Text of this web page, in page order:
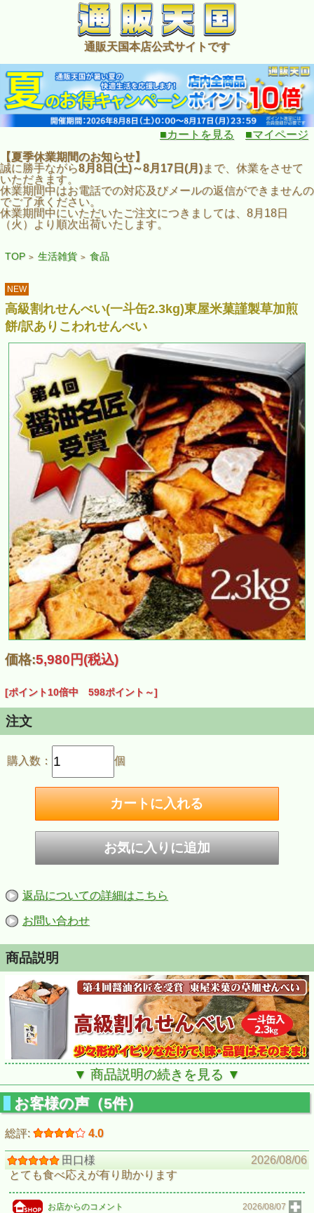
通販天国本店公式サイトです
■カートを見る
■マイページ
【夏季休業期間のお知らせ】
誠に勝手ながら8月8日(土)～8月17日(月)まで、休業をさせて
いただきます。
休業期間中はお電話での対応及びメールの返信ができませんの
でご了承ください。
休業期間中にいただいたご注文につきましては、8月18日
（火）より順次出荷いたします。
TOP > 生活雑貨 > 食品
NEW
高級割れせんべい(一斗缶2.3kg)東屋米菓謹製草加煎
餅/訳ありこわれせんべい
価格:5,980円(税込)
[ポイント10倍中 598ポイント～]
注文
購入数： 個
返品についての詳細はこちら
お問い合わせ
商品説明
高級煎餅、われせん一斗缶2.3kg。醤油名匠受賞の草加煎餅
です。
▼ 商品説明の続きを見る ▼
お客様の声（5件）
総評: 4.0
田口様
2026/08/06
とても食べ応えが有り助かります
お店からのコメント 2026/08/07